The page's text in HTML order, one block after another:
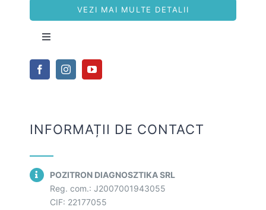
VEZI MAI MULTE DETALII
Toggle
Termeni și condiții
INFORMAȚII DE CONTACT
POZITRON DIAGNOSZTIKA SRL
Reg. com.: J2007001943055
CIF: 22177055